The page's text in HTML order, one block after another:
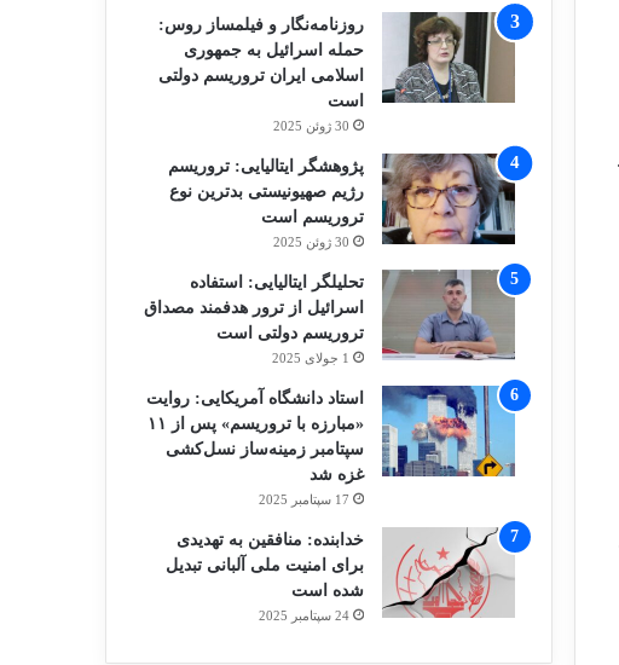
روزنامه‌نگار و فیلمساز روس:
حمله اسرائیل به جمهوری
اسلامی ایران تروریسم دولتی
است
30 ژوئن 2025
پژوهشگر ایتالیایی: تروریسم
رژیم صهیونیستی بدترین نوع
تروریسم است
30 ژوئن 2025
تحلیلگر ایتالیایی: استفاده
اسرائیل از ترور هدفمند مصداق
تروریسم دولتی است
1 جولای 2025
استاد دانشگاه آمریکایی: روایت
«مبارزه با تروریسم» پس از ۱۱
سپتامبر زمینه‌ساز نسل‌کشی
غزه شد
17 سپتامبر 2025
خدابنده: منافقین به تهدیدی
برای امنیت ملی آلبانی تبدیل
شده است
24 سپتامبر 2025